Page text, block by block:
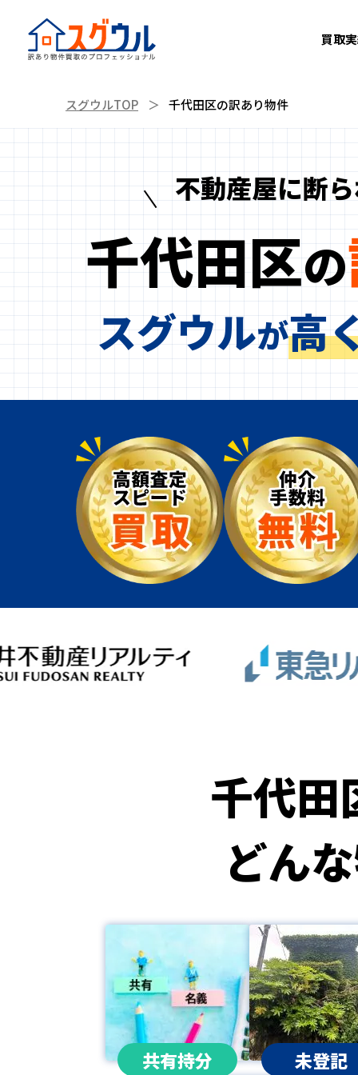
買取
スグウルTOP 千代田区の訳あり物件
不動産屋に断
千代田区の
スグウルが高
千代田
どん
共有持分 未登記